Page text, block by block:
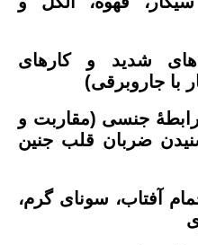
شدید و کارهای
با جاروبرقی)
جنسی (مقاربت و
ضربان قلب جنین
آفتاب، سونای گرم،